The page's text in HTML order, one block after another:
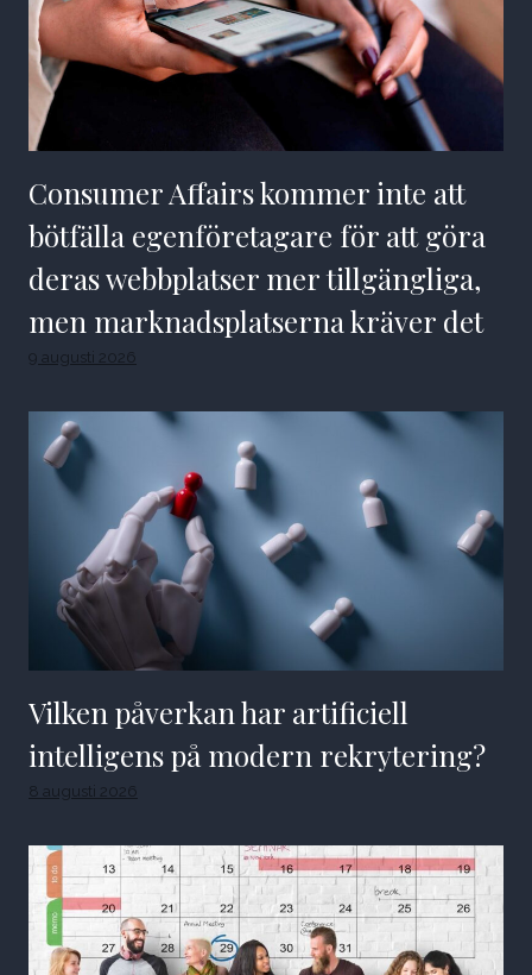
Consumer Affairs kommer inte att
bötfälla egenföretagare för att göra
deras webbplatser mer tillgängliga,
men marknadsplatserna kräver det
9 augusti 2026
Vilken påverkan har artificiell
intelligens på modern rekrytering?
8 augusti 2026